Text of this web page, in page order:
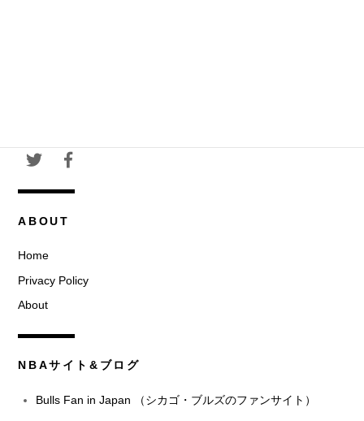
ABOUT
Home
Privacy Policy
About
NBAサイト&ブログ
Bulls Fan in Japan （シカゴ・ブルズのファンサイト）